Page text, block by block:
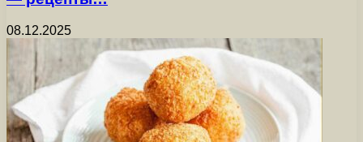
08.12.2025